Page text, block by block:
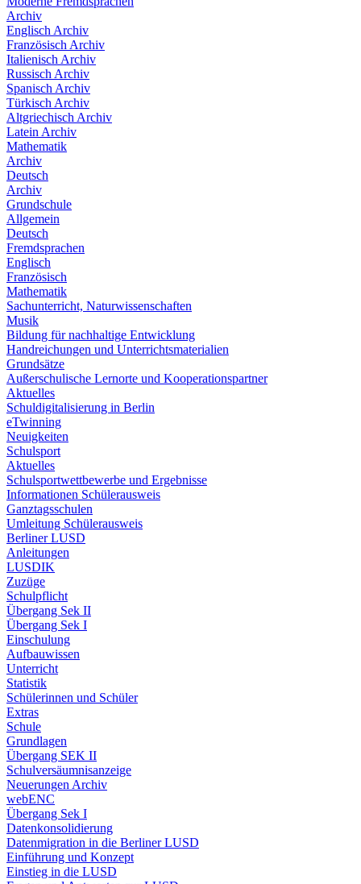
Archiv
Englisch Archiv
Französisch Archiv
Italienisch Archiv
Russisch Archiv
Spanisch Archiv
Türkisch Archiv
Altgriechisch Archiv
Latein Archiv
Mathematik
Archiv
Deutsch
Archiv
Grundschule
Allgemein
Deutsch
Fremdsprachen
Englisch
Französisch
Mathematik
Sachunterricht, Naturwissenschaften
Musik
Bildung für nachhaltige Entwicklung
Handreichungen und Unterrichtsmaterialien
Grundsätze
Außerschulische Lernorte und Kooperationspartner
Aktuelles
Schuldigitalisierung in Berlin
eTwinning
Neuigkeiten
Schulsport
Aktuelles
Schulsportwettbewerbe und Ergebnisse
Informationen Schülerausweis
Ganztagsschulen
Umleitung Schülerausweis
Berliner LUSD
Anleitungen
LUSDIK
Zuzüge
Schulpflicht
Übergang Sek II
Übergang Sek I
Einschulung
Aufbauwissen
Unterricht
Statistik
Schülerinnen und Schüler
Extras
Schule
Grundlagen
Übergang SEK II
Schulversäumnisanzeige
Neuerungen Archiv
webENC
Übergang Sek I
Datenkonsolidierung
Datenmigration in die Berliner LUSD
Einführung und Konzept
Einstieg in die LUSD